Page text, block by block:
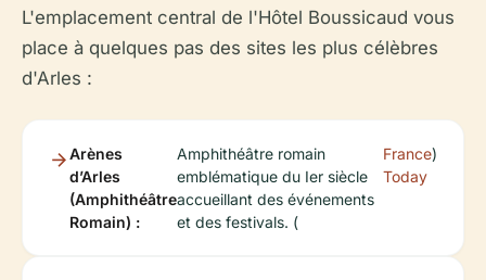
L'emplacement central de l'Hôtel Boussicaud vous
place à quelques pas des sites les plus célèbres
d'Arles :
Arènes
d’Arles
(Amphithéâtre
Romain) :
Amphithéâtre romain
emblématique du Ier siècle
accueillant des événements
et des festivals. (
France
Today
)